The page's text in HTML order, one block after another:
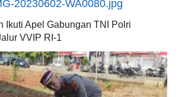
Ikuti Apel Gabungan TNI Polri
VVIP RI-1